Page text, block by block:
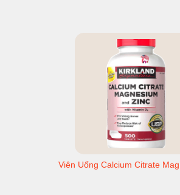
Viên Uống Calcium Citrate